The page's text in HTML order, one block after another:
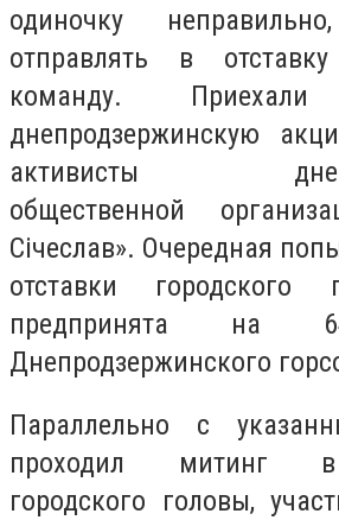
одиночку
отправлять в
команду. Приехали
днепродзержинскую
активисты
общественной
Січеслав». Очередная
отставки городского
предпринята на
Днепродзержинского
Параллельно с
проходил митинг
городского головы,